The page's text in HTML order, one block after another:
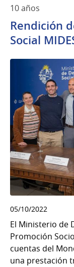
10 años
Rendición
Social
05/10/2022
El Ministerio de
Promoción
cuentas del
una prestación